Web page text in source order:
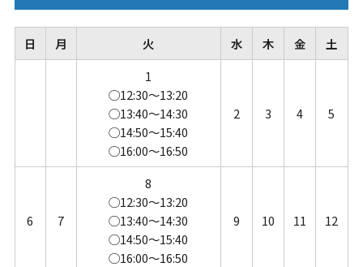
日 月 火 水 木 金
土
1
◯12:30～13:20
◯13:40～14:30
◯14:50～15:40
◯16:00～16:50
2 3 4 5
6 7
8
◯12:30～13:20
◯13:40～14:30
◯14:50～15:40
◯16:00～16:50
9 10 11 12